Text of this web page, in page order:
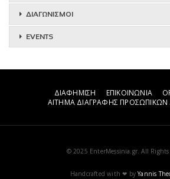
ΔΙΑΓΩΝΙΣΜΟΙ
EVENTS
ΔΙΑΦΗΜΙΣΗ ΕΠΙΚΟΙΝΩΝΙΑ
ΑΙΤΗΜΑ ΔΙΑΓΡΑΦΗΣ
© 2025 EnterMessinia.gr. All Rights
Handcrafted with ❤ byYannis